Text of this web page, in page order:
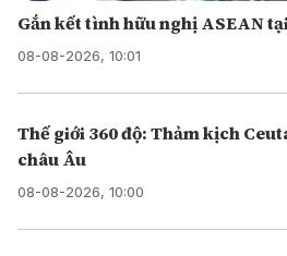
Gắn kết tình hữu nghị ASEAN
08-08-2026, 10:01
Thế giới 360 độ: Thảm kịch
châu Âu
08-08-2026, 10:00